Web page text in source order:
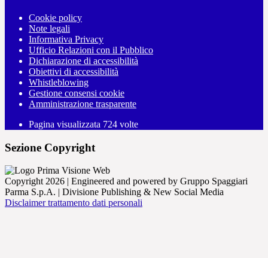
Cookie policy
Note legali
Informativa Privacy
Ufficio Relazioni con il Pubblico
Dichiarazione di accessibilità
Obiettivi di accessibilità
Whistleblowing
Gestione consensi cookie
Amministrazione trasparente
Pagina visualizzata 724 volte
Sezione Copyright
Copyright 2026 | Engineered and powered by Gruppo Spaggiari
Parma S.p.A. | Divisione Publishing & New Social Media
Disclaimer trattamento dati personali